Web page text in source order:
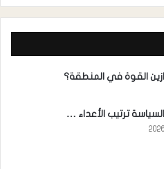
القوة في المنطقة؟
ترتيب الأعداء …